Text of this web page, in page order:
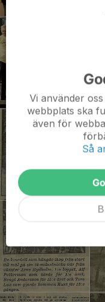
Vi använder
webbplats ska
även för
Så